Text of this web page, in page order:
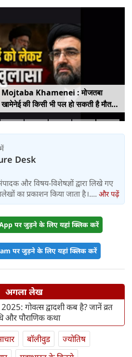
Mojtaba Khamenei : मोजतबा
खामेनेई की किसी भी पल हो सकती है मौत,
इजराइली मीडिया के दावे के बीच सामने आया
Desk
और विषय-विशेषज्ञों द्वारा लिखे गए
का प्रकाशन किया जाता है।.... और पढ़ें
पर जुड़ने के लिए यहां क्लिक करें
पर जुड़ने के लिए यहां क्लिक करें
अगला लेख
गोवत्स द्वादशी कब है? जानें व्रत
और पौराणिक कथा
बॉलीवुड
ज्योतिष